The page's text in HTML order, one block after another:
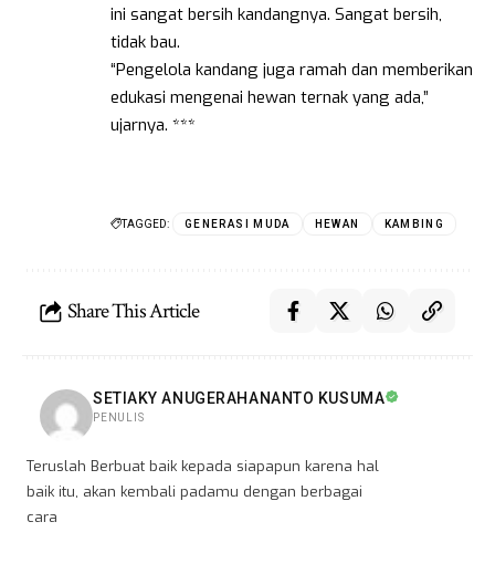
ini sangat bersih kandangnya. Sangat bersih,
tidak bau.
“Pengelola kandang juga ramah dan memberikan
edukasi mengenai hewan ternak yang ada,”
ujarnya. ***
TAGGED: GENERASI MUDA HEWAN KAMBING
Share This Article
SETIAKY ANUGERAHANANTO KUSUMA
PENULIS
Teruslah Berbuat baik kepada siapapun karena hal
baik itu, akan kembali padamu dengan berbagai
cara